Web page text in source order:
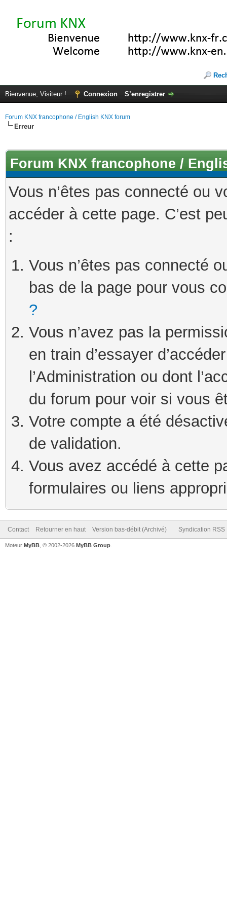
Bienvenue, Visiteur ! Connexion S’enregistrer
Forum KNX francophone / English KNX forum
Erreur
Forum KNX francophone /
Vous n’êtes pas connecté ou
accéder à cette page. C’est
:
Vous n’êtes pas connecté
bas de la page pour vous
?
Vous n’avez pas la
en train d’essayer
l’Administration ou dont
du forum pour voir si vous
Votre compte a été
de validation.
Vous avez accédé à cette
formulaires ou liens
Contact Retourner en haut Version bas-débit (Archivé) Syndication RSS
Moteur MyBB , © 2002-2026 MyBB Group